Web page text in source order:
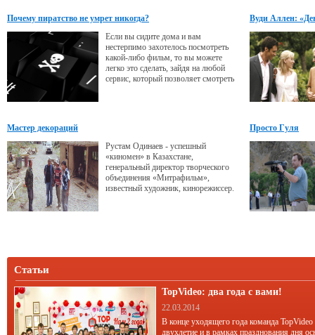
Почему пиратство не умрет никогда?
Если вы сидите дома и вам
нестерпимо захотелось посмотреть
какой-либо фильм, то вы можете
легко это сделать, зайдя на любой
сервис, который позволяет смотреть
Вуди Аллен:
Мастер декораций
Рустам Одинаев - успешный
«киномен» в Казахстане,
генеральный директор творческого
объединения «Митрафильм»,
известный художник, кинорежиссер.
Просто Гуля
Статьи
TopVideo: два года с вами!
22.03.2014
В конце уходящего года команда TopVideo
двухлетие и в рамках празднования дня